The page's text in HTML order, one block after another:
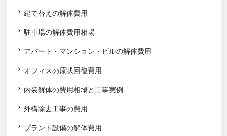
建て替えの解体費用
駐車場の解体費用相場
アパート・マンション・ビルの解体費用
オフィスの原状回復費用
内装解体の費用相場と工事実例
外構除去工事の費用
プラント設備の解体費用